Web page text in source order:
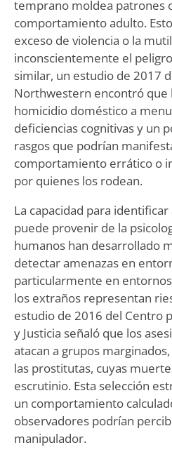
temprano moldea patrones
comportamiento adulto.
exceso de violencia o la
inconscientemente el
similar, un estudio de 2017
Northwestern encontró que
homicidio doméstico a
deficiencias cognitivas y un
rasgos que podrían
comportamiento errático o
por quienes los rodean.
La capacidad para
puede provenir de la
humanos han desarrollado
detectar amenazas en
particularmente en
los extraños representan
estudio de 2016 del Centro
y Justicia señaló que los
atacan a grupos
las prostitutas, cuyas
escrutinio. Esta selección
un comportamiento
observadores podrían
manipulador.